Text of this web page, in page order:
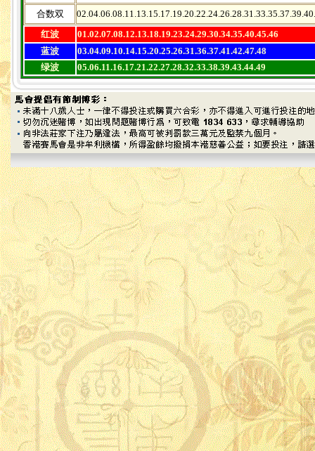
合数双
红波
01.02.07.08.12.13.18.19.23.24.29.30.34.35.40.45.46
蓝波
03.04.09.10.14.15.20.25.26.31.36.37.41.42.47.48
绿波
05.06.11.16.17.21.22.27.28.32.33.38.39.43.44.49